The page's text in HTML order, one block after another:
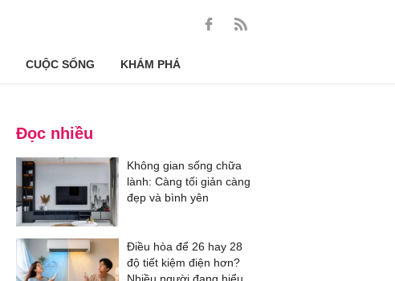
CUỘC SỐNG KHÁM PHÁ
Đọc nhiều
Không gian sống chữa
lành: Càng tối giản càng
đẹp và bình yên
Điều hòa để 26 hay 28
độ tiết kiệm điện hơn?